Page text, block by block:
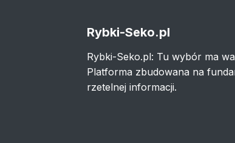
Rybki-Seko.pl
Rybki-Seko.pl: Tu wybór ma
Platforma zbudowana na
rzetelnej informacji.